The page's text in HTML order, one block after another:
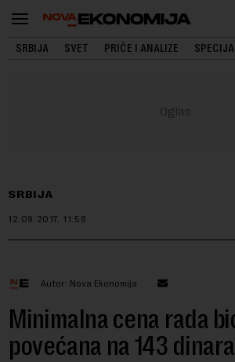
SRBIJA SVET PRIČE I ANALIZE
SRBIJA
12.09.2017. 11:58
Autor: Nova Ekonomija
Minimalna cena rada
povećana na 143 dinara